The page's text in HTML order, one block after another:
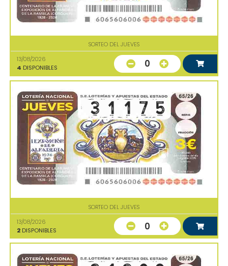
SORTEO DEL JUEVES
13/08/2026
4 DISPONIBLES 0
SORTEO DEL JUEVES
13/08/2026
2 DISPONIBLES 0